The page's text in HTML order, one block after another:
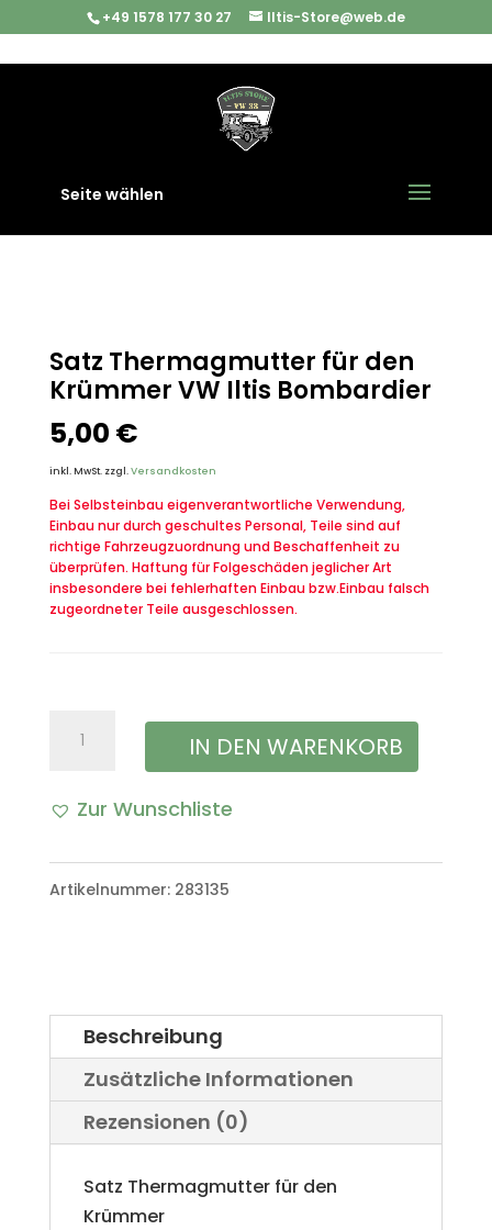
+49 1578 177 30 27 Iltis-Store@web.de
Seite wählen
Abgasanlage
Thermagmutter für den Krümmer VW Iltis Bombardier
Satz Thermagmutter für den
Krümmer VW Iltis Bombardier
5,00 €
inkl. MwSt. zzgl.Versandkosten
Bei Selbsteinbau eigenverantwortliche Verwendung,
Einbau nur durch geschultes Personal, Teile sind auf
richtige Fahrzeugzuordnung und Beschaffenheit zu
überprüfen. Haftung für Folgeschäden jeglicher Art
insbesondere bei fehlerhaften Einbau bzw.Einbau falsch
zugeordneter Teile ausgeschlossen.
Satz
Thermagmutter
für
Krümmer
Bombardier
Menge
IN DEN WARENKORB
Zur Wunschliste
l
r
n
Artikelnummer: 283135
Beschreibung
Zusätzliche Informationen
Rezensionen (0)
Satz Thermagmutter für den
Krümmer